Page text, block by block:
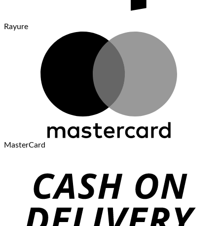
Rayure
MasterCard